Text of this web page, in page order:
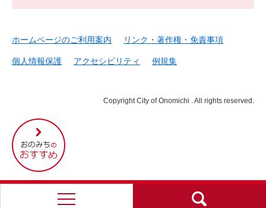
尾
道
市
の
す
ホームページのご利用案内 リンク・著作権・免責事項
個人情報保護 アクセシビリティ 例規集
Copyright City of Onomichi . All rights reserved.